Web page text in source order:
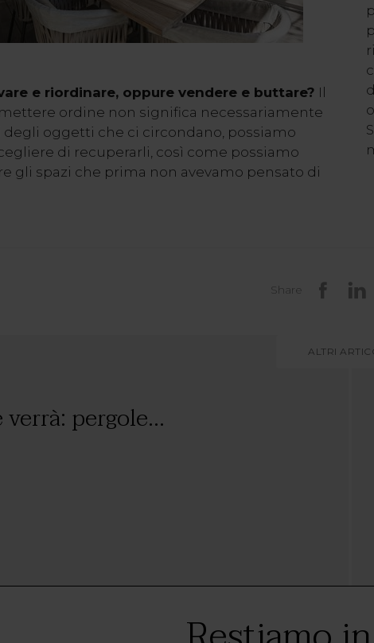
e riordinare, oppure vendere e buttare? Il
ordine non significa necessariamente
degli oggetti che ci circondano, possiamo
di recuperarli, così come possiamo
gli spazi che prima non avevamo pensato di
o
Share
ALTRI
pergole...